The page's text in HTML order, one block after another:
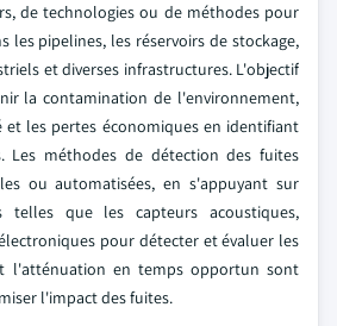
de technologies ou de méthodes pour
les pipelines, les réservoirs de stockage,
et diverses infrastructures. L'objectif
la contamination de l'environnement,
et les pertes économiques en identifiant
Les méthodes de détection des fuites
ou automatisées, en s'appuyant sur
telles que les capteurs acoustiques,
pour détecter et évaluer les
l'atténuation en temps opportun sont
l'impact des fuites.